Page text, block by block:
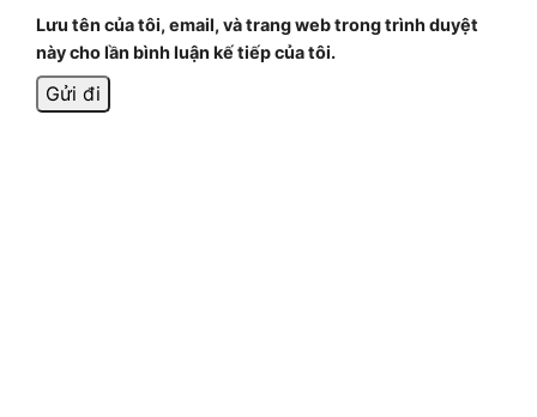
Lưu tên của tôi, email, và trang web trong trình duyệt
này cho lần bình luận kế tiếp của tôi.